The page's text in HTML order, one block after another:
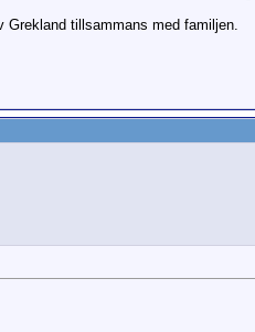
tillsammans med familjen.